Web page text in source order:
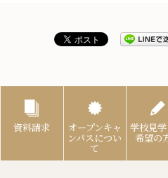
資料請求 オープンキャ
ンパスについ
て
学校見
希望の